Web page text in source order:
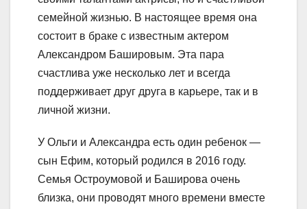
семейной жизнью. В настоящее время она
состоит в браке с известным актером
Александром Башировым. Эта пара
счастлива уже несколько лет и всегда
поддерживает друг друга в карьере, так и в
личной жизни.
У Ольги и Александра есть один ребенок —
сын Ефим, который родился в 2016 году.
Семья Остроумовой и Баширова очень
близка, они проводят много времени вместе